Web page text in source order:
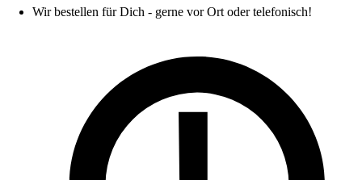
Wir bestellen für Dich - gerne vor Ort oder telefonisch!